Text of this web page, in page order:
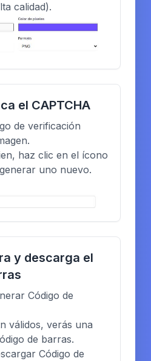
calidad).
el CAPTCHA
de verificación
haz clic en el ícono
uno nuevo.
y descarga el
Código de
válidos, verás una
de barras.
Código de